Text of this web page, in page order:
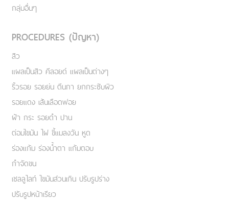
กลุ่มอื่นๆ
PROCEDURES (ปัญหา)
สิว
แผลเป็นสิว คีลอยด์ แผลเป็นต่างๆ
ริ้วรอย รอยย่น ตีนกา ยกกระชับผิว
รอยแดง เส้นเลือดฟอย
ฝ้า กระ รอยดำ ปาน
ต่อมไขมัน ไฝ ขี้แมลงวัน หูด
ร่องแก้ม ร่องน้ำตา แก้มตอบ
กำจัดขน
เชลลูไลท์ ไขมันส่วนเกิน ปรับรูปร่าง
ปรับรูปหน้าเรียว